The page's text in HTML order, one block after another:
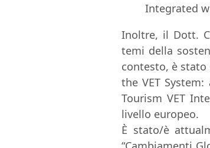
Integrated
Inoltre, il Dott.
temi della
contesto, è
the VET
Tourism VET
livello europeo.
È stato/è